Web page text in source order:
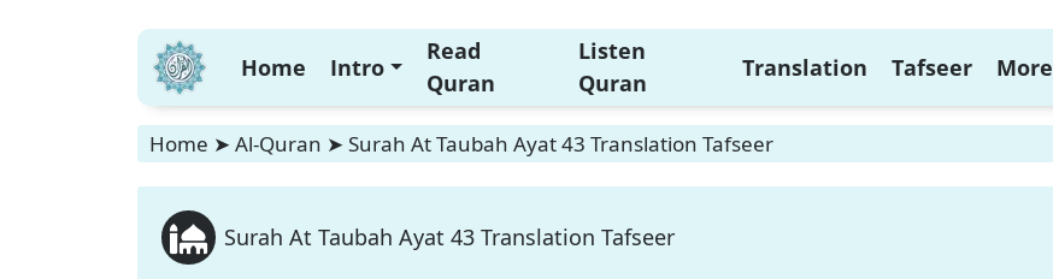
Home Intro
Read
Quran
Listen
Quran
Translation Tafseer More
Home ➤ Al-Quran ➤ Surah At Taubah Ayat 43 Translation Tafseer
Surah At Taubah Ayat 43 Translation Tafseer